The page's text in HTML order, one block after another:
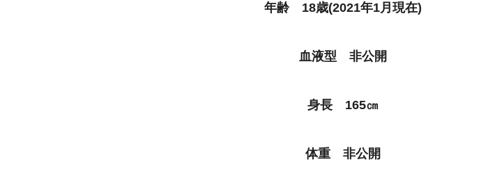
年齢 18歳(2021年1月現在)
血液型 非公開
身長 165㎝
体重 非公開